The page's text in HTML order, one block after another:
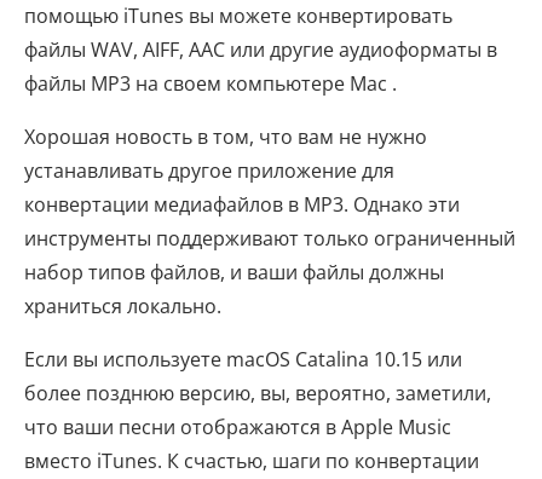
помощью iTunes вы можете конвертировать
файлы WAV, AIFF, AAC или другие аудиоформаты в
файлы MP3 на своем компьютере Mac .
Хорошая новость в том, что вам не нужно
устанавливать другое приложение для
конвертации медиафайлов в MP3. Однако эти
инструменты поддерживают только ограниченный
набор типов файлов, и ваши файлы должны
храниться локально.
Если вы используете macOS Catalina 10.15 или
более позднюю версию, вы, вероятно, заметили,
что ваши песни отображаются в Apple Music
вместо iTunes. К счастью, шаги по конвертации